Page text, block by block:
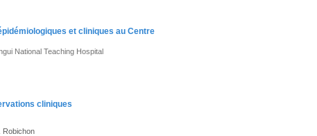
et cliniques au Centre
National Teaching Hospital
cliniques
Robichon